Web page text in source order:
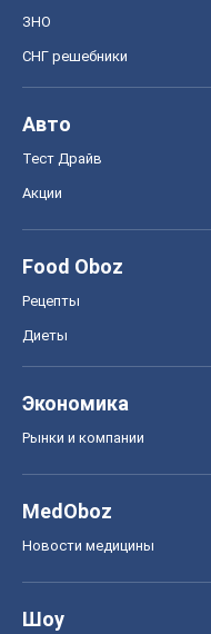
ЗНО
СНГ решебники
Авто
Тест Драйв
Акции
Food Oboz
Рецепты
Диеты
Экономика
Рынки и компании
MedOboz
Новости медицины
Шоу